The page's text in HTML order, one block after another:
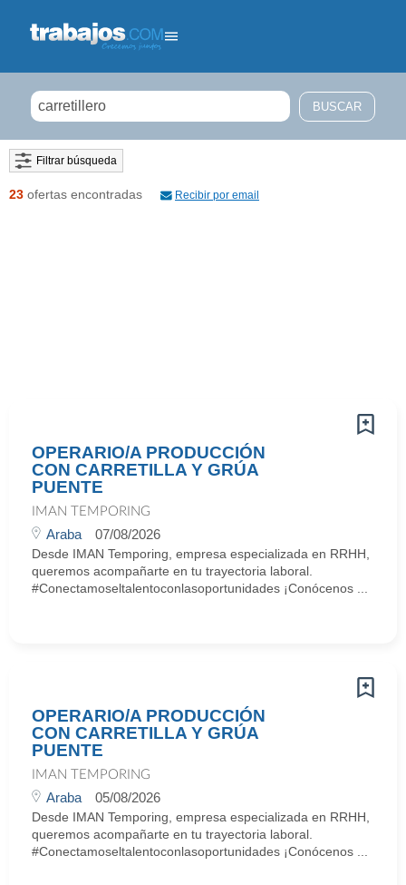
Filtrar búsqueda
23 ofertas encontradas Recibir por email
OPERARIO/A PRODUCCIÓN
CON CARRETILLA Y GRÚA
PUENTE
IMAN TEMPORING
Araba 07/08/2026
Desde IMAN Temporing, empresa especializada en RRHH,
queremos acompañarte en tu trayectoria laboral.
#Conectamoseltalentoconlasoportunidades ¡Conócenos ...
OPERARIO/A PRODUCCIÓN
CON CARRETILLA Y GRÚA
PUENTE
IMAN TEMPORING
Araba 05/08/2026
Desde IMAN Temporing, empresa especializada en RRHH,
queremos acompañarte en tu trayectoria laboral.
#Conectamoseltalentoconlasoportunidades ¡Conócenos ...